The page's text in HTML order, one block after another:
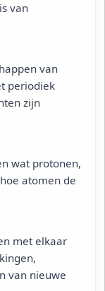
van
van
periodiek
zijn
wat protonen,
atomen de
met elkaar
van nieuwe